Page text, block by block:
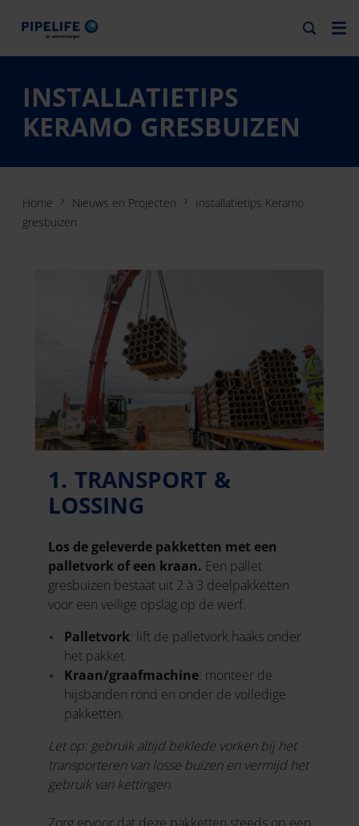
INSTALLATIETIPS
KERAMO GRESBUIZEN
Home Nieuws en Projecten
Installatietips Keramo
gresbuizen
1. TRANSPORT &
LOSSING
Los de geleverde pakketten met een
palletvork of een kraan. Een pallet
gresbuizen bestaat uit 2 à 3 deelpakketten
voor een veilige opslag op de werf.
Palletvork: lift de palletvork haaks onder
het pakket.
Kraan/graafmachine: monteer de
hijsbanden rond en onder de volledige
pakketten.
Let op: gebruik altijd beklede vorken bij het
transporteren van losse buizen en vermijd het
gebruik van kettingen.